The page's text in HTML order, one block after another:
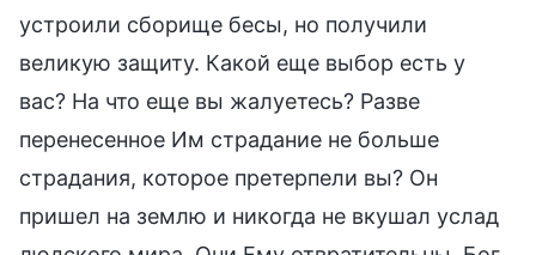
устроили сборище бесы, но получили
великую защиту. Какой еще выбор есть у
вас? На что еще вы жалуетесь? Разве
перенесенное Им страдание не больше
страдания, которое претерпели вы? Он
пришел на землю и никогда не вкушал услад